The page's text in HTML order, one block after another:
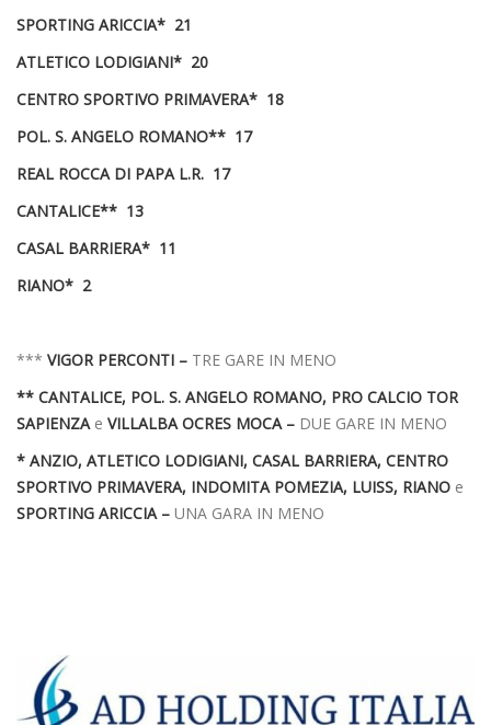
SPORTING ARICCIA* 21
ATLETICO LODIGIANI* 20
CENTRO SPORTIVO PRIMAVERA* 18
POL. S. ANGELO ROMANO** 17
REAL ROCCA DI PAPA L.R. 17
CANTALICE** 13
CASAL BARRIERA* 11
RIANO* 2
*** VIGOR PERCONTI – TRE GARE IN MENO
** CANTALICE, POL. S. ANGELO ROMANO, PRO CALCIO TOR
SAPIENZAe VILLALBA OCRES MOCA – DUE GARE IN MENO
* ANZIO, ATLETICO LODIGIANI, CASAL BARRIERA, CENTRO
SPORTIVO PRIMAVERA, INDOMITA POMEZIA, LUISS, RIANO e
SPORTING ARICCIA– UNA GARA IN MENO